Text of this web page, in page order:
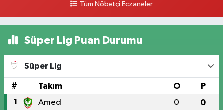
Tüm Nöbetçi Eczaneler
Süper Lig Puan Durumu
Süper Lig
# Takım O P
1 Amed 0 0